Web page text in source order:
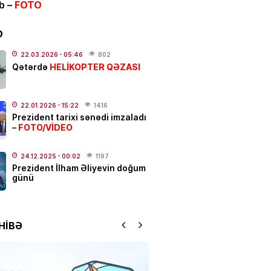
yanğın
Hacalıyeva mətbuat katibi
- 11:37
başlayır –Tarix açıqlandı
- 11:05 258
rejissor Çimnaz
məzarından video
190
– FOTO
22.03.2026 - 05:46 802
Qətərdə HELİKOPTER QƏZASI
22.01.2026 - 15:22 1416
Prezident tarixi sənədi imzaladı
– FOTO/VİDEO
24.12.2025 - 00:02 1197
Prezident İlham Əliyevin doğum
günü